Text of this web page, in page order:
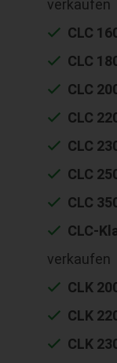
verkaufen
CLC
CLC
CLC
CLC
CLC
CLC
CLC
CLC-
verkaufen
CLK
CLK
CLK